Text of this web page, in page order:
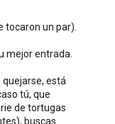
tocaron un par).
mejor entrada.
quejarse, está
tú, que
de tortugas
buscas